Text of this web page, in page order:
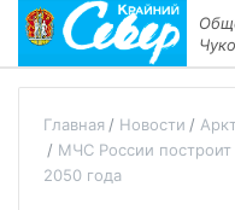
Главная Новости
МЧС России
2050 года